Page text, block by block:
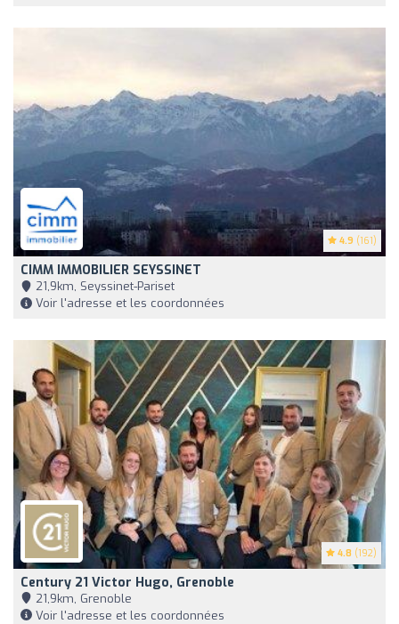
4.9 (161)
CIMM IMMOBILIER SEYSSINET
21,9km, Seyssinet-Pariset
Voir l'adresse et les coordonnées
4.8 (192)
Century 21 Victor Hugo, Grenoble
21,9km, Grenoble
Voir l'adresse et les coordonnées